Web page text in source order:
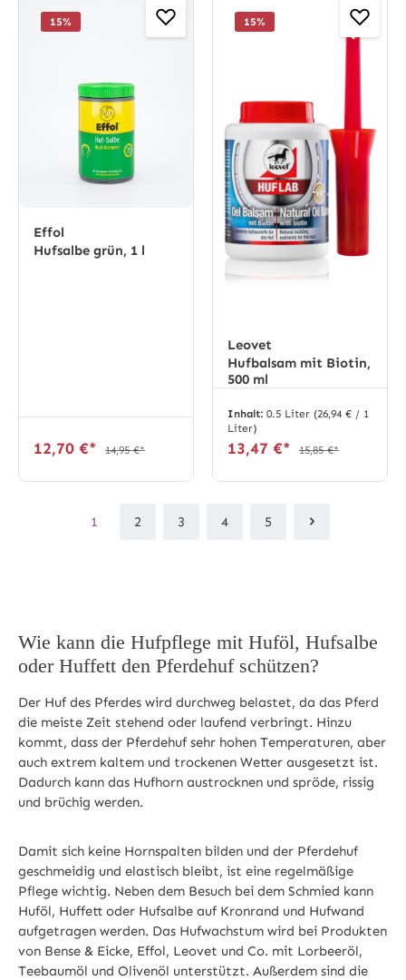
15%
Effol
Hufsalbe grün, 1 l
12,70 €* 14,95 €*
15%
Leovet
Hufbalsam mit Biotin,
500 ml
Inhalt: 0.5 Liter (26,94 € / 1
Liter)
13,47 €* 15,85 €*
Seite
1
Seite
2
Seite
3
Seite
4
Seite
5
Wie kann die Hufpflege mit Huföl, Hufsalbe
oder Huffett den Pferdehuf schützen?
Der Huf des Pferdes wird durchweg belastet, da das Pferd
die meiste Zeit stehend oder laufend verbringt. Hinzu
kommt, dass der Pferdehuf sehr hohen Temperaturen, aber
auch extrem kaltem und trockenen Wetter ausgesetzt ist.
Dadurch kann das Hufhorn austrocknen und spröde, rissig
und brüchig werden.
Damit sich keine Hornspalten bilden und der Pferdehuf
geschmeidig und elastisch bleibt, ist eine regelmäßige
Pflege wichtig. Neben dem Besuch bei dem Schmied kann
Huföl, Huffett oder Hufsalbe auf Kronrand und Hufwand
aufgetragen werden. Das Hufwachstum wird bei Produkten
von Bense & Eicke, Effol, Leovet und Co. mit Lorbeeröl,
Teebaumöl und Olivenöl unterstützt. Außerdem sind die